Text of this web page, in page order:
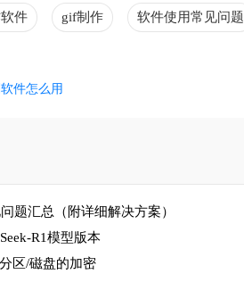
件 gif制作 软件使用常见问题
件怎么用
题汇总（附详细解决方案）
R1模型版本
区/磁盘的加密